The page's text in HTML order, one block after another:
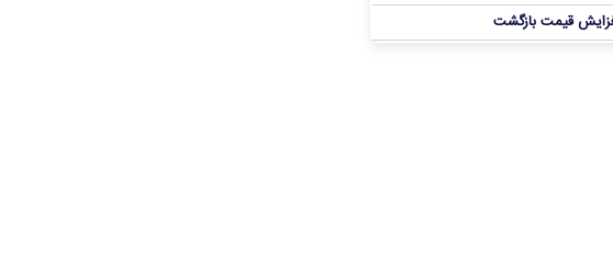
قیمت بازگشت